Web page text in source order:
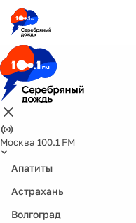
Москва 100.1 FM
Апатиты
Астрахань
Волгоград